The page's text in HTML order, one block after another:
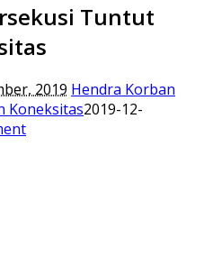
Tuntut
2019 Hendra Korban
Koneksitas2019-12-